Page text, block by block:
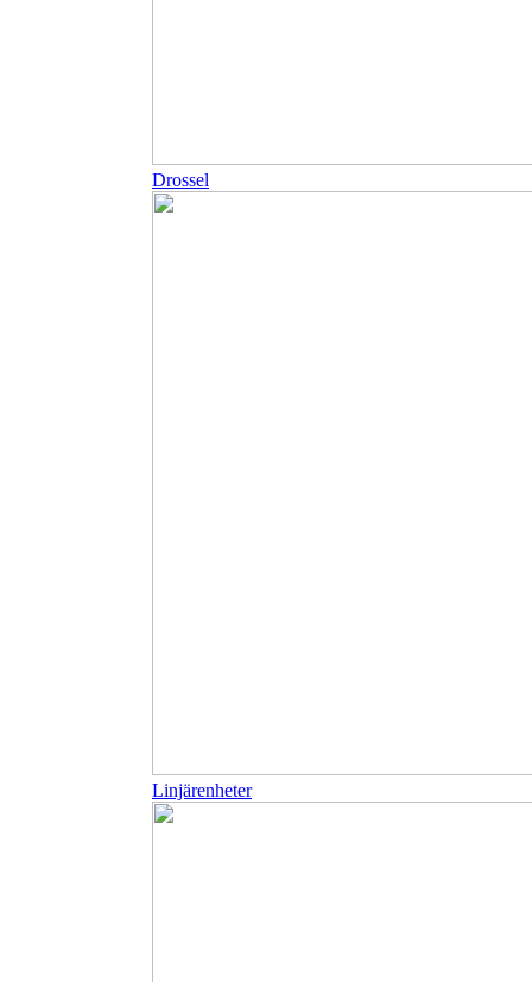
Drossel
Linjärenheter